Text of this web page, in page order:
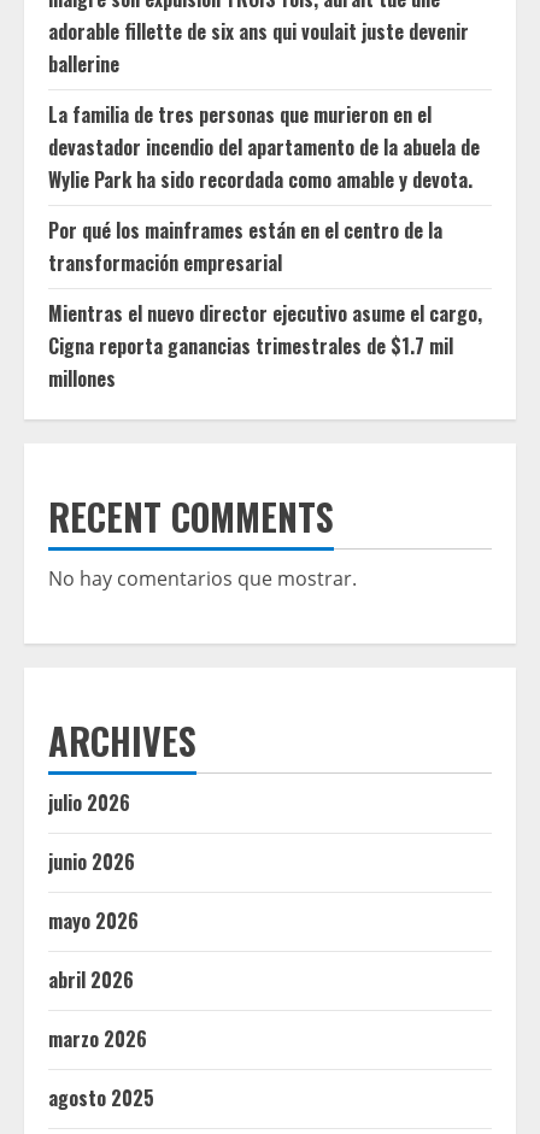
adorable fillette de six ans qui voulait juste devenir
ballerine
La familia de tres personas que murieron en el
devastador incendio del apartamento de la abuela de
Wylie Park ha sido recordada como amable y devota.
Por qué los mainframes están en el centro de la
transformación empresarial
Mientras el nuevo director ejecutivo asume el cargo,
Cigna reporta ganancias trimestrales de $1.7 mil
millones
RECENT COMMENTS
No hay comentarios que mostrar.
ARCHIVES
julio 2026
junio 2026
mayo 2026
abril 2026
marzo 2026
agosto 2025